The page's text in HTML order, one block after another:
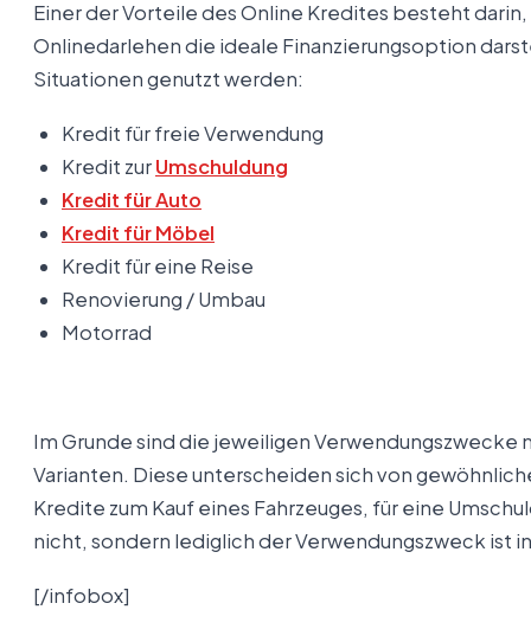
Einer der Vorteile des Online Kredites besteht
Onlinedarlehen die ideale Finanzierungsoption
Situationen genutzt werden:
Kredit für freie Verwendung
Kredit zurUmschuldung
Kredit für Auto
Kredit für Möbel
Kredit für eine Reise
Renovierung / Umbau
Motorrad
Im Grunde sind die jeweiligen
Varianten. Diese unterscheiden sich von
Kredite zum Kauf eines Fahrzeuges, für eine
nicht, sondern lediglich der Verwendungszweck ist
[/infobox]